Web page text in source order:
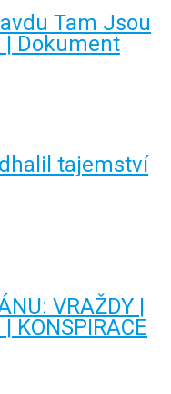
Tam Jsou
| Dokument
tajemství
VRAŽDY |
KONSPIRACE